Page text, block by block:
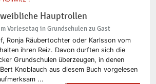
Hauptrollen
Vorlesetag in Grundschulen zu Gast
Ronja Räubertochter oder Karlsson vom
ihren Reiz. Davon durften sich die
Grundschulen überzeugen, in denen
Knoblauch aus diesem Buch vorgelesen
...